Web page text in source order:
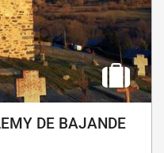
DE BAJANDE